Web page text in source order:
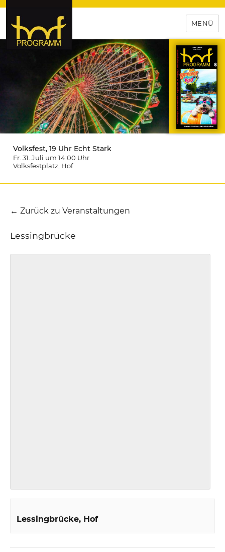
hof-programm – das
Veranstaltungsportal für
Hochfranken
MENÜ
Volksfest, 19 Uhr Echt Stark
Fr. 31. Juli um 14:00 Uhr
Volksfestplatz , Hof
← Zurück zu Veranstaltungen
Lessingbrücke
Lessingbrücke Hof